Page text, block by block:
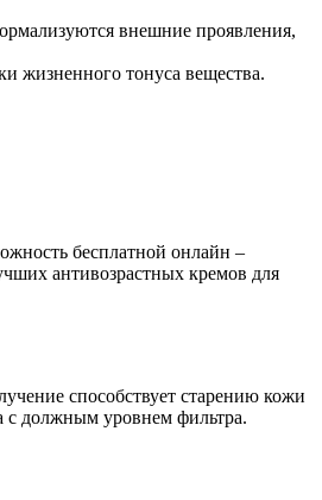
внешние проявления,
жизненного тонуса вещества.
бесплатной онлайн –
антивозрастных кремов для
способствует старению кожи
с должным уровнем фильтра.